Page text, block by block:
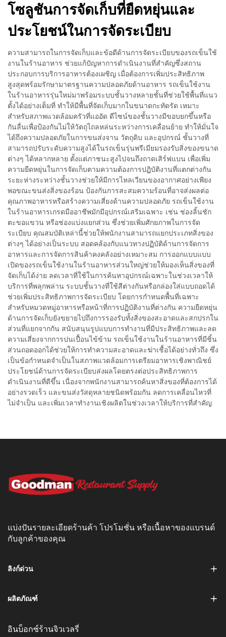
โซลูชันการจัดเก็บที่ยืดหยุ่นและ
ประโยชน์ในการจัดระเบียบ
ความสามารถในการจัดเก็บและข้อดีด้านการจัดระเบียบของรถเข็นใช้
งานในร้านอาหาร ช่วยแก้ปัญหาการดำเนินงานที่สำคัญซึ่งสถาน
ประกอบการบริการอาหารต้องเผชิญ เมื่อต้องการเพิ่มประสิทธิภาพ
สูงสุดพร้อมรักษามาตรฐานความปลอดภัยด้านอาหาร รถเข็นใช้งาน
ในร้านอาหารรุ่นใหม่มาพร้อมระบบชั้นวางหลายชั้นที่ช่วยใช้พื้นที่แนว
ตั้งได้อย่างเต็มที่ ทำให้มีพื้นที่จัดเก็บมากในขนาดกะทัดรัด เหมาะ
สำหรับสภาพแวดล้อมครัวที่แออัด ดีไซน์ของชั้นวางมีขอบยกขึ้นหรือ
กันลื่นเพื่อป้องกันไม่ให้วัตถุไถลหล่นระหว่างการเคลื่อนย้าย ทำให้มั่นใจ
ได้ถึงความปลอดภัยในการขนส่งจาน วัตถุดิบ และอุปกรณ์ ชั้นวางที่
สามารถปรับระดับความสูงได้ในรถเข็นรุ่นพรีเมียมรองรับสิ่งของขนาด
ต่างๆ ได้หลากหลาย ตั้งแต่ภาชนะสูงไปจนถึงถาดเสิร์ฟแบน เพื่อเพิ่ม
ความยืดหยุ่นในการจัดเก็บตามความต้องการปฏิบัติงานที่แตกต่างกัน
ระยะห่างระหว่างชั้นวางช่วยให้มีการไหลเวียนของอากาศอย่างเพียง
พอขณะขนส่งสิ่งของร้อน ป้องกันการสะสมความร้อนที่อาจส่งผลต่อ
คุณภาพอาหารหรือสร้างความเสี่ยงด้านความปลอดภัย รถเข็นใช้งาน
ในร้านอาหารเกรดมืออาชีพมักมีอุปกรณ์เสริมเฉพาะ เช่น ช่องลิ้นชัก
ตะขอแขวน หรือช่องแบ่งแยกส่วน ซึ่งช่วยเพิ่มศักยภาพในการจัด
ระเบียบ คุณสมบัติเหล่านี้ช่วยให้พนักงานสามารถแยกประเภทสิ่งของ
ต่างๆ ได้อย่างเป็นระบบ สอดคล้องกับแนวทางปฏิบัติด้านการจัดการ
อาหารและการจัดการสินค้าคงคลังอย่างเหมาะสม การออกแบบแบบ
เปิดของรถเข็นใช้งานในร้านอาหารส่วนใหญ่ช่วยให้มองเห็นสิ่งของที่
จัดเก็บได้ง่าย ลดเวลาที่ใช้ในการค้นหาอุปกรณ์เฉพาะในช่วงเวลาให้
บริการที่พลุกพล่าน ระบบชั้นวางที่ใช้สีต่างกันหรือกล่องใส่แบบถอดได้
ช่วยเพิ่มประสิทธิภาพการจัดระเบียบ โดยการกำหนดพื้นที่เฉพาะ
สำหรับหมวดหมู่อาหารหรือหน้าที่การปฏิบัติงานที่ต่างกัน ความยืดหยุ่น
ด้านการจัดเก็บยังขยายไปถึงการรองรับทั้งสิ่งของสะอาดและสกปรกใน
ส่วนที่แยกจากกัน สนับสนุนรูปแบบการทำงานที่มีประสิทธิภาพและลด
ความเสี่ยงจากการปนเปื้อนไข้ข้าม รถเข็นใช้งานในร้านอาหารที่มีชิ้น
ส่วนถอดออกได้ช่วยให้การทำความสะอาดและฆ่าเชื้อได้อย่างทั่วถึง ซึ่ง
เป็นข้อกำหนดจำเป็นในสภาพแวดล้อมการเตรียมอาหารเชิงพาณิชย์
ประโยชน์ด้านการจัดระเบียบส่งผลโดยตรงต่อประสิทธิภาพการ
ดำเนินงานที่ดีขึ้น เนื่องจากพนักงานสามารถค้นหาสิ่งของที่ต้องการได้
อย่างรวดเร็ว และขนส่งวัสดุหลายชนิดพร้อมกัน ลดการเคลื่อนไหวที่
ไม่จำเป็น และเพิ่มเวลาทำงานเชิงผลิตในช่วงเวลาให้บริการที่สำคัญ
แบ่งปันรายละเอียดร้านค้า โปรโมชั่น หรือเนื้อหาของแบรนด์
กับลูกค้าของคุณ
ลิงก์ด่วน
ผลิตภัณฑ์
อินบ็อกซ์ร้านจิวเวลรี่